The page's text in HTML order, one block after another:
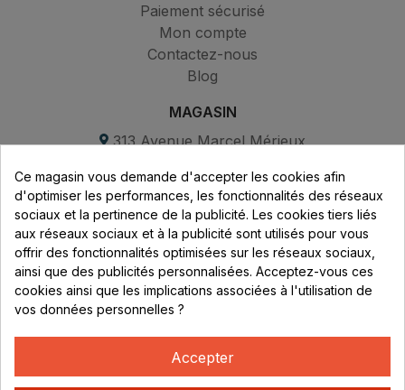
Paiement sécurisé
Mon compte
Contactez-nous
Blog
MAGASIN
313 Avenue Marcel Mérieux
69530 Brignais
Lundi au vendredi :
8h - 16h
uniquement sur Rendez-vous
CONTACT
04 78 37 00 68
contact@rhonephilatelie.fr
Ce magasin vous demande d'accepter les cookies afin
d'optimiser les performances, les fonctionnalités des réseaux
sociaux et la pertinence de la publicité. Les cookies tiers liés
aux réseaux sociaux et à la publicité sont utilisés pour vous
offrir des fonctionnalités optimisées sur les réseaux sociaux,
ainsi que des publicités personnalisées. Acceptez-vous ces
cookies ainsi que les implications associées à l'utilisation de
vos données personnelles ?
Accepter